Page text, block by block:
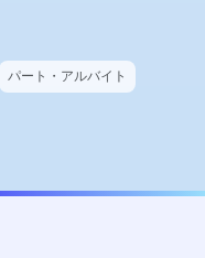
パート・アルバイト